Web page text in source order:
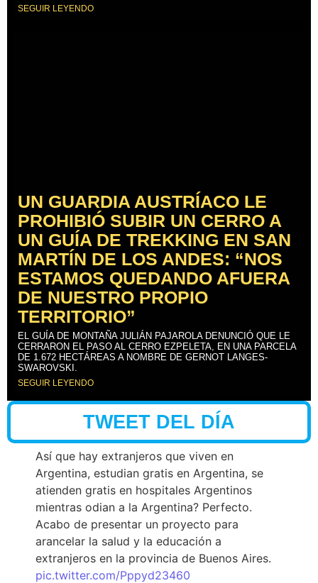
SEGUIR LEYENDO
UN GUARDIA AUSTRÍACO LE
PROHIBIÓ SUBIR UN CERRO A
UN GUÍA DE TREKKING EN SAN
MARTÍN DE LOS ANDES: “NOS
ESTAMOS QUEDANDO AFUERA
DE NUESTRO PROPIO
TERRITORIO”
EL GUÍA DE MONTAÑA JULIÁN PAJAROLA DENUNCIÓ QUE LE
CERRARON EL PASO AL CERRO EZPELETA, EN UNA PARCELA
DE 1.672 HECTÁREAS A NOMBRE DE GERNOT LANGES-
SWAROVSKI.
SEGUIR LEYENDO
TWEET DEL DÍA
Así que hay extranjeros que viven en
Argentina, estudian gratis en Argentina, se
atienden gratis en hospitales Argentinos
mientras odian a la Argentina? Perfecto.
Acabo de presentar un proyecto para
arancelar la salud y la educación a
extranjeros en la provincia de Buenos Aires.
pic.twitter.com/Pppyd23460